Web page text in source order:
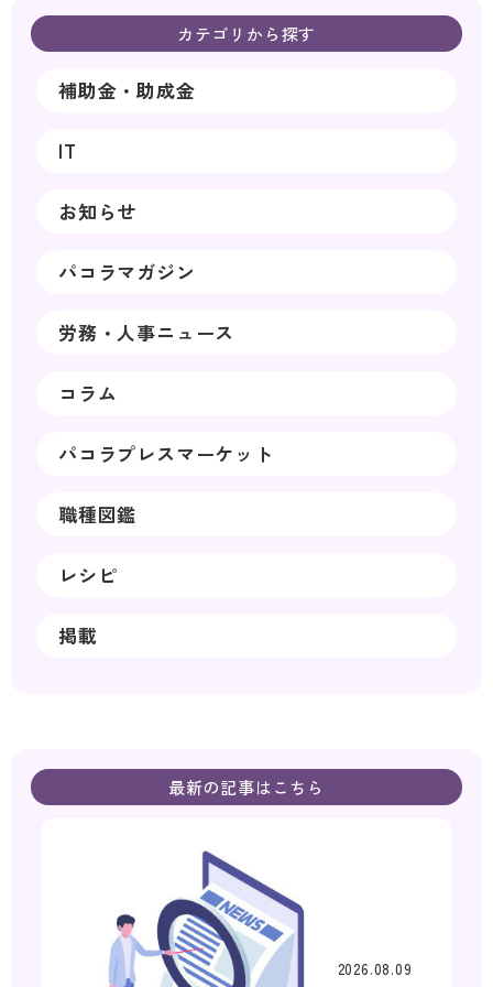
カテゴリから探す
補助金・助成金
IT
お知らせ
パコラマガジン
労務・人事ニュース
コラム
パコラプレスマーケット
職種図鑑
レシピ
掲載
最新の記事はこちら
2026.08.09